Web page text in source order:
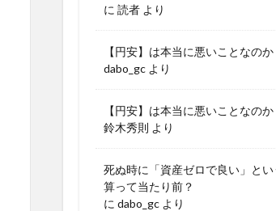
に 読者 より
【円安】は本当に悪いことなのか
dabo_gc より
【円安】は本当に悪いことなのか
鈴木秀則 より
死ぬ時に「資産ゼロで良い」と
算って当たり前？
に dabo_gc より